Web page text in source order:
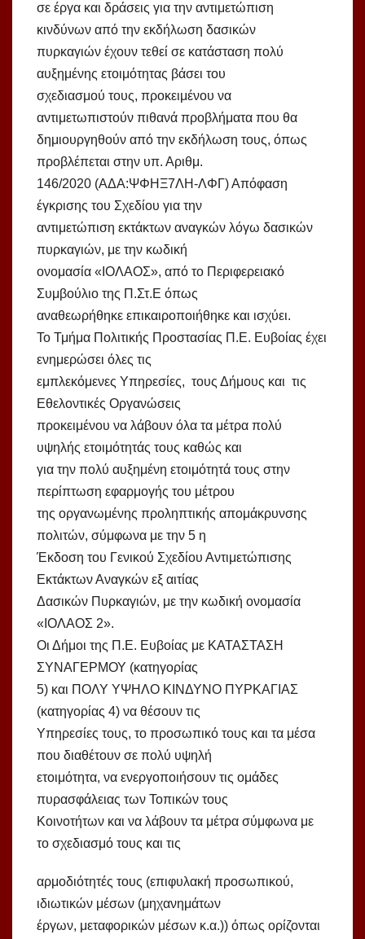
σε έργα και δράσεις για την αντιμετώπιση
κινδύνων από την εκδήλωση δασικών
πυρκαγιών έχουν τεθεί σε κατάσταση πολύ
αυξημένης ετοιμότητας βάσει του
σχεδιασμού τους, προκειμένου να
αντιμετωπιστούν πιθανά προβλήματα που θα
δημιουργηθούν από την εκδήλωση τους, όπως
προβλέπεται στην υπ. Αριθμ.
146/2020 (ΑΔΑ:ΨΦΗΞ7ΛΗ-ΛΦΓ) Απόφαση
έγκρισης του Σχεδίου για την
αντιμετώπιση εκτάκτων αναγκών λόγω δασικών
πυρκαγιών, με την κωδική
ονομασία «ΙΟΛΑΟΣ», από το Περιφερειακό
Συμβούλιο της Π.Στ.Ε όπως
αναθεωρήθηκε επικαιροποιήθηκε και ισχύει.
Το Τμήμα Πολιτικής Προστασίας Π.Ε. Ευβοίας έχει
ενημερώσει όλες τις
εμπλεκόμενες Υπηρεσίες, τους Δήμους και τις
Εθελοντικές Οργανώσεις
προκειμένου να λάβουν όλα τα μέτρα πολύ
υψηλής ετοιμότητάς τους καθώς και
για την πολύ αυξημένη ετοιμότητά τους στην
περίπτωση εφαρμογής του μέτρου
της οργανωμένης προληπτικής απομάκρυνσης
πολιτών, σύμφωνα με την 5 η
Έκδοση του Γενικού Σχεδίου Αντιμετώπισης
Εκτάκτων Αναγκών εξ αιτίας
Δασικών Πυρκαγιών, με την κωδική ονομασία
«ΙΟΛΑΟΣ 2».
Οι Δήμοι της Π.Ε. Ευβοίας με ΚΑΤΑΣΤΑΣΗ
ΣΥΝΑΓΕΡΜΟΥ (κατηγορίας
5) και ΠΟΛΥ ΥΨΗΛΟ ΚΙΝΔΥΝΟ ΠΥΡΚΑΓΙΑΣ
(κατηγορίας 4) να θέσουν τις
Υπηρεσίες τους, το προσωπικό τους και τα μέσα
που διαθέτουν σε πολύ υψηλή
ετοιμότητα, να ενεργοποιήσουν τις ομάδες
πυρασφάλειας των Τοπικών τους
Κοινοτήτων και να λάβουν τα μέτρα σύμφωνα με
το σχεδιασμό τους και τις
αρμοδιότητές τους (επιφυλακή προσωπικού,
ιδιωτικών μέσων (μηχανημάτων
έργων, μεταφορικών μέσων κ.α.)) όπως ορίζονται